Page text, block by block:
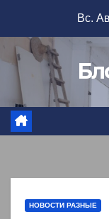
содержимому
Вс.
НОВОСТИ РАЗНЫЕ